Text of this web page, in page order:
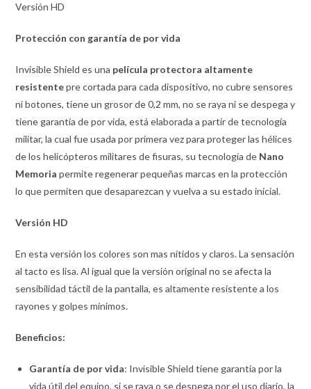
Versión HD
Protección con garantía de por vida
Invisible Shield es una película protectora altamente
resistentepre cortada para cada dispositivo, no cubre sensores
ni botones, tiene un grosor de 0,2 mm, no se raya ni se despega y
tiene garantía de por vida, está elaborada a partir de tecnología
militar, la cual fue usada por primera vez para proteger las hélices
de los helicópteros militares de fisuras, su tecnología de Nano
Memoria permite regenerar pequeñas marcas en la protección
lo que permiten que desaparezcan y vuelva a su estado inicial.
Versión HD
En esta versión los colores son mas nítidos y claros. La sensación
al tacto es lisa. Al igual que la versión original no se afecta la
sensibilidad táctil de la pantalla, es altamente resistente a los
rayones y golpes mínimos.
Beneficios:
Garantía de por vida: Invisible Shield tiene garantía por la
vida útil del equipo, si se raya o se despega por el uso diario, la